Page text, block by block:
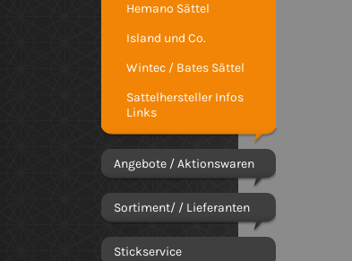
Hemano Sättel
Island und Co.
Wintec / Bates Sättel
Sattelhersteller Infos
Links
Angebote / Aktionswaren
Sortiment/ / Lieferanten
Stickservice